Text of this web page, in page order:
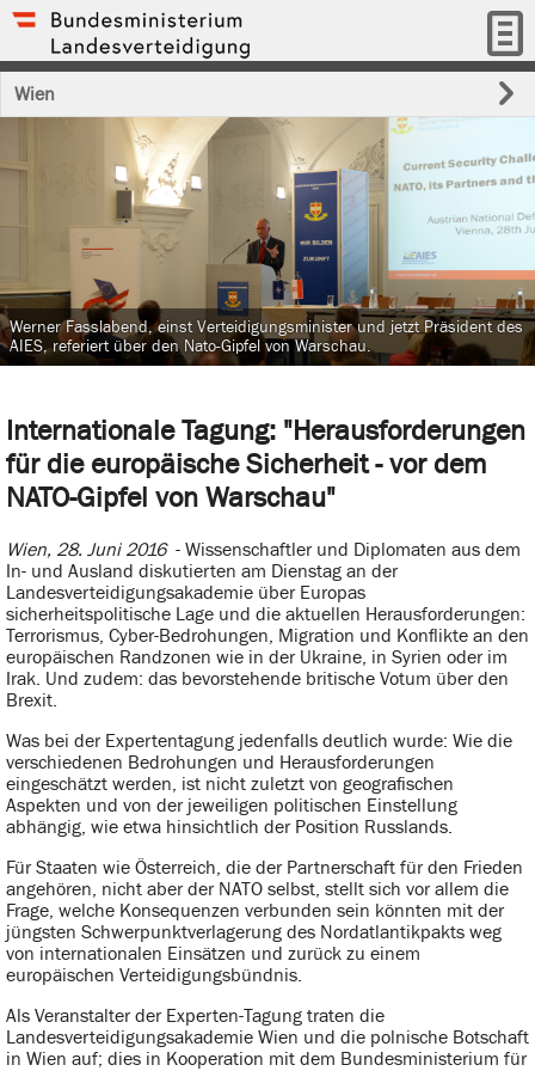
Wien
Internationale Tagung: "Herausforderungen
für die europäische Sicherheit - vor dem
NATO-Gipfel von Warschau"
Wien, 28. Juni 2016 - Wissenschaftler und Diplomaten aus dem
In- und Ausland diskutierten am Dienstag an der
Landesverteidigungsakademie über Europas
sicherheitspolitische Lage und die aktuellen Herausforderungen:
Terrorismus, Cyber-Bedrohungen, Migration und Konflikte an den
europäischen Randzonen wie in der Ukraine, in Syrien oder im
Irak. Und zudem: das bevorstehende britische Votum über den
Brexit.
Was bei der Expertentagung jedenfalls deutlich wurde: Wie die
verschiedenen Bedrohungen und Herausforderungen
eingeschätzt werden, ist nicht zuletzt von geografischen
Aspekten und von der jeweiligen politischen Einstellung
abhängig, wie etwa hinsichtlich der Position Russlands.
Für Staaten wie Österreich, die der Partnerschaft für den Frieden
angehören, nicht aber der NATO selbst, stellt sich vor allem die
Frage, welche Konsequenzen verbunden sein könnten mit der
jüngsten Schwerpunktverlagerung des Nordatlantikpakts weg
von internationalen Einsätzen und zurück zu einem
europäischen Verteidigungsbündnis.
Als Veranstalter der Experten-Tagung traten die
Landesverteidigungsakademie Wien und die polnische Botschaft
in Wien auf; dies in Kooperation mit dem Bundesministerium für
Werner Fasslabend, einst Verteidigungsminister und jetzt Präsident des
AIES, referiert über den Nato-Gipfel von Warschau.